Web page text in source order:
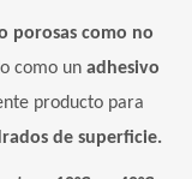
porosas como no
como un adhesivo
producto para
de superficie.